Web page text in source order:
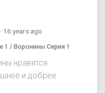
· 16 years ago
1 / Воронины Серия 1
нравятся
и добрее